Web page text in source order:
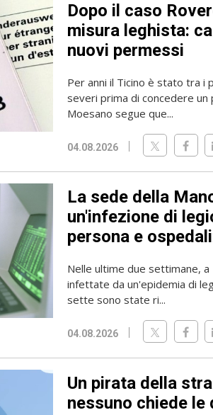
Dopo il caso
misura leghista:
nuovi permessi
Per anni il Ticino è stato tra i
severi prima di concedere un
Moesano segue que...
04.08.2026
La sede della
un'infezione di
persona e
Nelle ultime due settimane,
infettate da un'epidemia di
sette sono state ri...
04.08.2026
Un pirata della
nessuno chiede le